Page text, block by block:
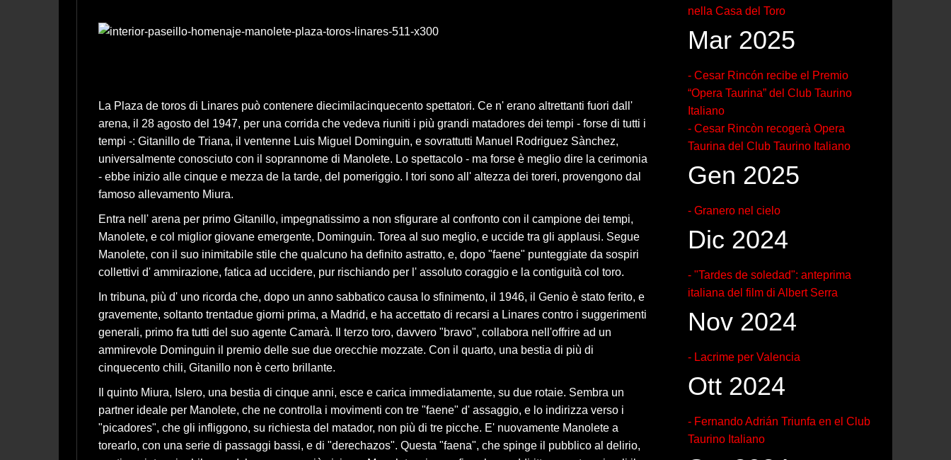
La Plaza de toros di Linares può contenere diecimilacinquecento spettatori. Ce n' erano altrettanti fuori dall'
arena, il 28 agosto del 1947, per una corrida che vedeva riuniti i più grandi matadores dei tempi - forse di tutti i
tempi -: Gitanillo de Triana, il ventenne Luis Miguel Dominguin, e sovrattutti Manuel Rodriguez Sànchez,
universalmente conosciuto con il soprannome di Manolete. Lo spettacolo - ma forse è meglio dire la cerimonia
- ebbe inizio alle cinque e mezza de la tarde, del pomeriggio. I tori sono all' altezza dei toreri, provengono dal
famoso allevamento Miura.
Entra nell' arena per primo Gitanillo, impegnatissimo a non sfigurare al confronto con il campione dei tempi,
Manolete, e col miglior giovane emergente, Dominguin. Torea al suo meglio, e uccide tra gli applausi. Segue
Manolete, con il suo inimitabile stile che qualcuno ha definito astratto, e, dopo "faene" punteggiate da sospiri
collettivi d' ammirazione, fatica ad uccidere, pur rischiando per l' assoluto coraggio e la contiguità col toro.
In tribuna, più d' uno ricorda che, dopo un anno sabbatico causa lo sfinimento, il 1946, il Genio è stato ferito, e
gravemente, soltanto trentadue giorni prima, a Madrid, e ha accettato di recarsi a Linares contro i suggerimenti
generali, primo fra tutti del suo agente Camarà. Il terzo toro, davvero "bravo", collabora nell'offrire ad un
ammirevole Dominguin il premio delle sue due orecchie mozzate. Con il quarto, una bestia di più di
cinquecento chili, Gitanillo non è certo brillante.
Il quinto Miura, Islero, una bestia di cinque anni, esce e carica immediatamente, su due rotaie. Sembra un
partner ideale per Manolete, che ne controlla i movimenti con tre "faene" d' assaggio, e lo indirizza verso i
"picadores", che gli infliggono, su richiesta del matador, non più di tre picche. E' nuovamente Manolete a
torearlo, con una serie di passaggi bassi, e di "derechazos". Questa "faena", che spinge il pubblico al delirio,
nella Casa del Toro
Mar 2025
- Cesar Rincón recibe el Premio
“Opera Taurina” del Club Taurino
Italiano
- Cesar Rincòn recogerà Opera
Taurina del Club Taurino Italiano
Gen 2025
- Granero nel cielo
Dic 2024
- "Tardes de soledad": anteprima
italiana del film di Albert Serra
Nov 2024
- Lacrime per Valencia
Ott 2024
- Fernando Adrián Triunfa en el Club
Taurino Italiano